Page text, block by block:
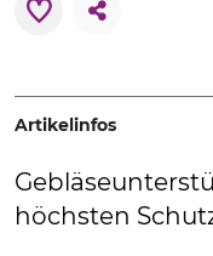
Artikelinfos
höchsten